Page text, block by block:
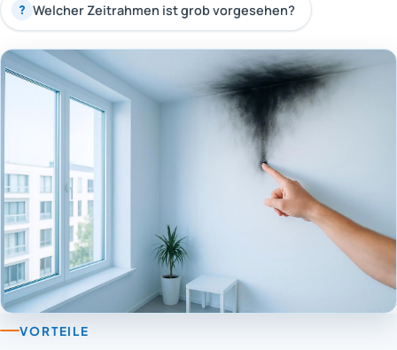
? Welcher Zeitrahmen ist grob vorgesehen?
VORTEILE